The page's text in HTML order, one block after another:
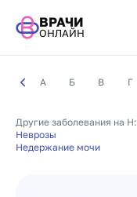
ВРАЧИ
ОНЛАЙН
А Б В Г
Другие заболевания на Н:
Неврозы
Недержание мочи